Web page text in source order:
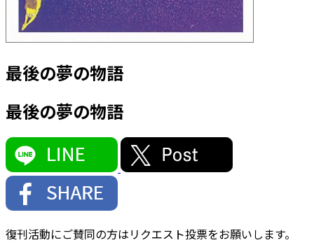
最後の夢の物語
最後の夢の物語
復刊活動にご賛同の方はリクエスト投票をお願いします。